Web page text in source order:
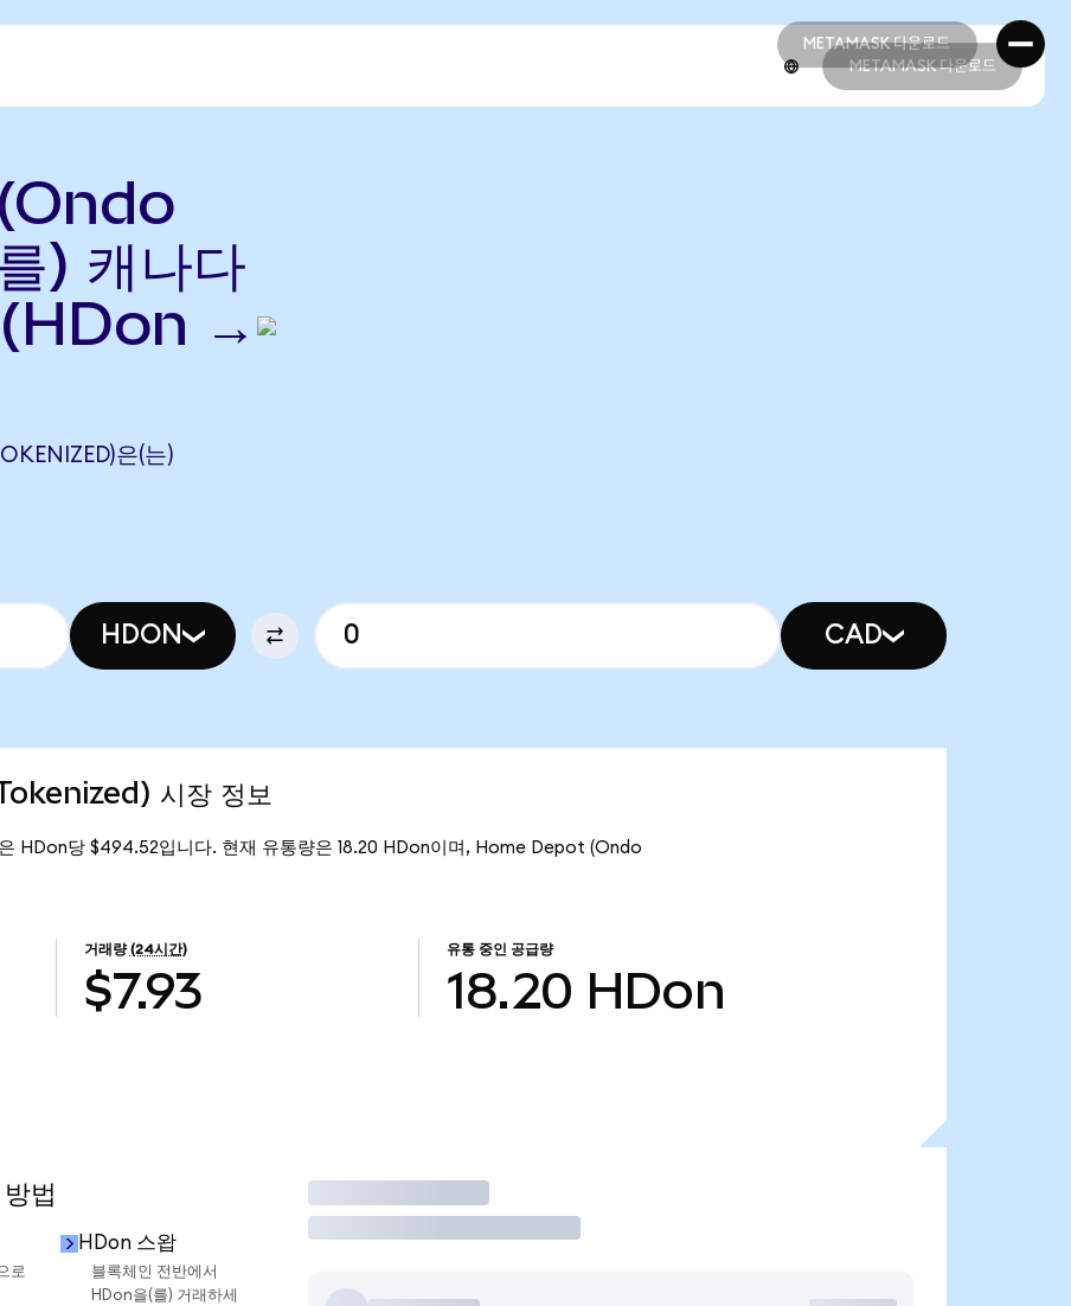
METAMASK 다운로드
METAMASK 다운로드
METAMASK 다운로드
) 캐나다
(HDon →
은(는)
HDON CAD
시장 정보
HDon당 $494.52입니다. 현재 유통량은 18.20 HDon이며, Home Depot (Ondo
거래량 (24시간)
$7.93
유통 중인 공급량
18.20 HDon
법
로
HDon 스왑
블록체인 전반에서
HDon을(를) 거래하세
거래